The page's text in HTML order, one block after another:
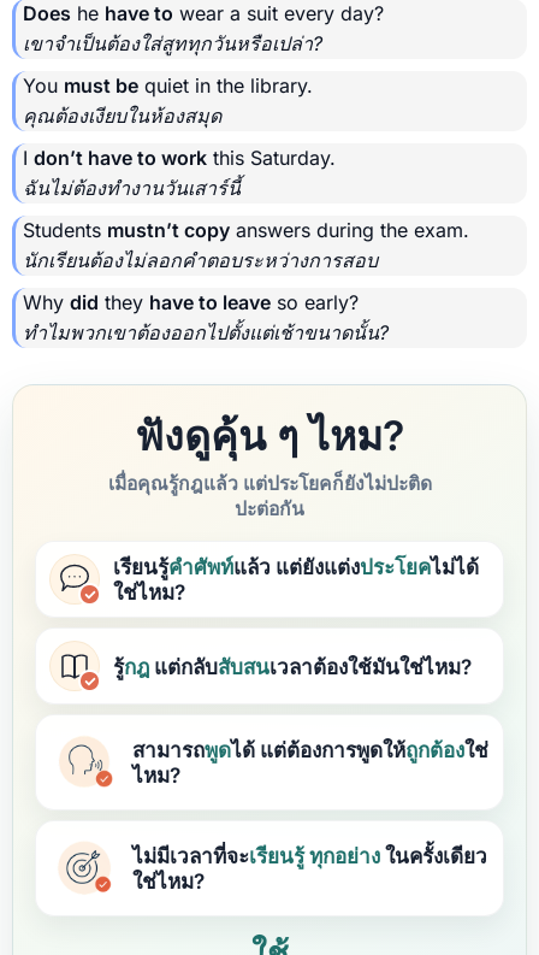
Does he have to wear a suit every day?
เขาจำเป็นต้องใส่สูททุกวันหรือเปล่า?
You must be quiet in the library.
คุณต้องเงียบในห้องสมุด
I don’t have to work this Saturday.
ฉันไม่ต้องทำงานวันเสาร์นี้
Students mustn’t copy answers during the exam.
นักเรียนต้องไม่ลอกคำตอบระหว่างการสอบ
Why did they have to leave so early?
ทำไมพวกเขาต้องออกไปตั้งแต่เช้าขนาดนั้น?
ฟังดูคุ้น ๆ ไหม?
เมื่อคุณรู้กฎแล้ว แต่ประโยคก็ยังไม่ปะติด
ปะต่อกัน
เรียนรู้คำศัพท์แล้ว แต่ยังแต่งประโยคไม่ได้
ใช่ไหม?
รู้กฎ แต่กลับสับสนเวลาต้องใช้มันใช่ไหม?
สามารถพูดได้ แต่ต้องการพูดให้ถูกต้องใช่
ไหม?
ไม่มีเวลาที่จะเรียนรู้ทุกอย่างในครั้งเดียว
ใช่ไหม?